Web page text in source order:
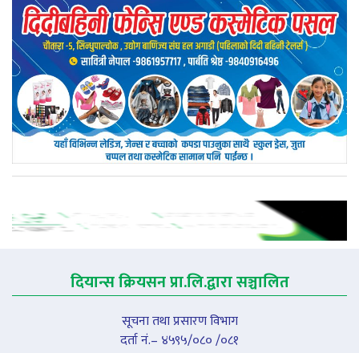
दियान्स क्रियसन प्रा.लि.द्वारा सञ्चालित
सूचना तथा प्रसारण विभाग
दर्ता नं.– ४५९५/०८० /०८१